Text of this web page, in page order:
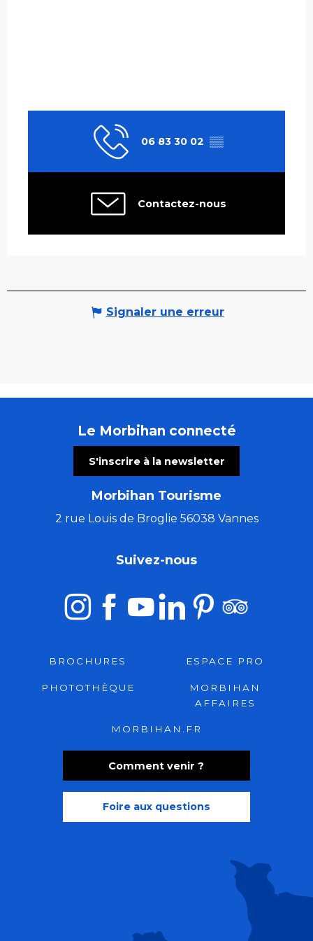
06 83 30 02 ▒▒
Contactez-nous
Signaler une erreur
Le Morbihan connecté
S'inscrire à la newsletter
Morbihan Tourisme
2 rue Louis de Broglie 56038 Vannes
Comment venir ?
Foire aux questions
Suivez-nous
BROCHURES ESPACE PRO
PHOTOTHÈQUE
MORBIHAN
AFFAIRES
MORBIHAN.FR